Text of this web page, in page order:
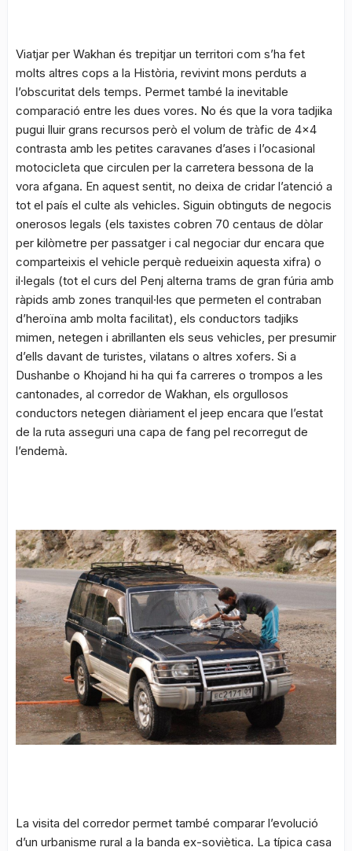
Viatjar per Wakhan és trepitjar un territori com s’ha fet
molts altres cops a la Història, revivint mons perduts a
l’obscuritat dels temps. Permet també la inevitable
comparació entre les dues vores. No és que la vora tadjika
pugui lluir grans recursos però el volum de tràfic de 4×4
contrasta amb les petites caravanes d’ases i l’ocasional
motocicleta que circulen per la carretera bessona de la
vora afgana. En aquest sentit, no deixa de cridar l’atenció a
tot el país el culte als vehicles. Siguin obtinguts de negocis
onerosos legals (els taxistes cobren 70 centaus de dòlar
per kilòmetre per passatger i cal negociar dur encara que
comparteixis el vehicle perquè redueixin aquesta xifra) o
il·legals (tot el curs del Penj alterna trams de gran fúria amb
ràpids amb zones tranquil·les que permeten el contraban
d’heroïna amb molta facilitat), els conductors tadjiks
mimen, netegen i abrillanten els seus vehicles, per presumir
d’ells davant de turistes, vilatans o altres xofers. Si a
Dushanbe o Khojand hi ha qui fa carreres o trompos a les
cantonades, al corredor de Wakhan, els orgullosos
conductors netegen diàriament el jeep encara que l’estat
de la ruta asseguri una capa de fang pel recorregut de
l’endemà.
La visita del corredor permet també comparar l’evolució
d’un urbanisme rural a la banda ex-soviètica. La típica casa